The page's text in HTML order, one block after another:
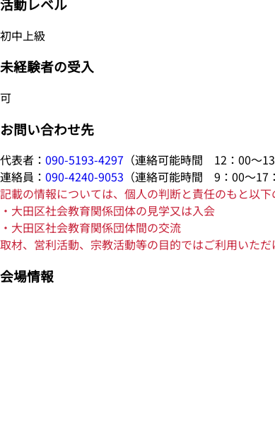
初中上級
未経験者の受入
可
お問い合わせ先
代表者： 090-5193-4297 （連絡可能時間 12：00～13
連絡員： 090-4240-9053 （連絡可能時間 9：00～17
記載の情報については、個人の判断と責任のもと以下
・大田区社会教育関係団体の見学又は入会
・大田区社会教育関係団体間の交流
取材、営利活動、宗教活動等の目的ではご利用いただ
会場情報